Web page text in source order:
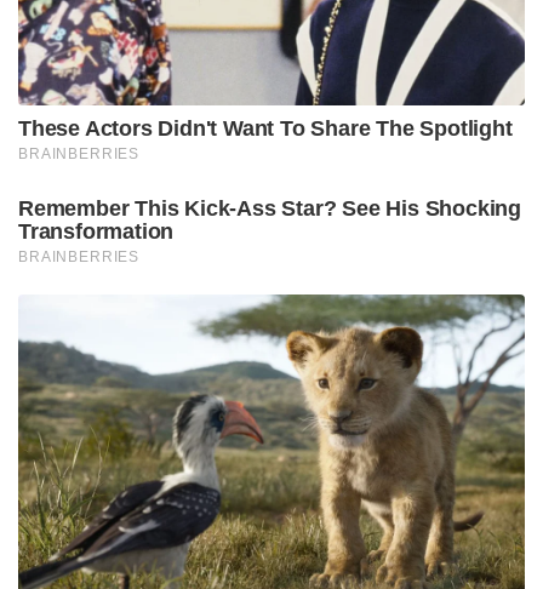
These Actors Didn't Want To Share The Spotlight
BRAINBERRIES
Remember This Kick-Ass Star? See His Shocking
Transformation
BRAINBERRIES